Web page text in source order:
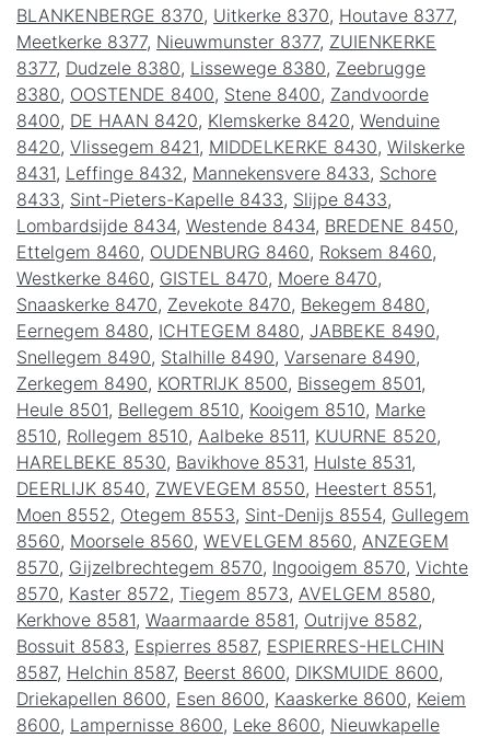
BLANKENBERGE 8370, Uitkerke 8370, Houtave 8377,
Meetkerke 8377, Nieuwmunster 8377, ZUIENKERKE
8377, Dudzele 8380, Lissewege 8380, Zeebrugge
8380, OOSTENDE 8400, Stene 8400, Zandvoorde
8400, DE HAAN 8420, Klemskerke 8420, Wenduine
8420, Vlissegem 8421, MIDDELKERKE 8430, Wilskerke
8431, Leffinge 8432 , Mannekensvere 8433, Schore
8433, Sint-Pieters-Kapelle 8433, Slijpe 8433,
Lombardsijde 8434, Westende 8434, BREDENE 8450,
Ettelgem 8460, OUDENBURG 8460, Roksem 8460,
Westkerke 8460, GISTEL 8470, Moere 8470,
Snaaskerke 8470, Zevekote 8470, Bekegem 8480,
Eernegem 8480, ICHTEGEM 8480, JABBEKE 8490,
Snellegem 8490, Stalhille 8490, Varsenare 8490,
Zerkegem 8490, KORTRIJK 8500, Bissegem 8501,
Heule 8501, Bellegem 8510, Kooigem 8510, Marke
8510, Rollegem 8510, Aalbeke 8511, KUURNE 8520,
HARELBEKE 8530, Bavikhove 8531, Hulste 8531,
DEERLIJK 8540, ZWEVEGEM 8550, Heestert 8551,
Moen 8552 , Otegem 8553, Sint-Denijs 8554, Gullegem
8560, Moorsele 8560, WEVELGEM 8560, ANZEGEM
8570, Gijzelbrechtegem 8570, Ingooigem 8570, Vichte
8570, Kaster 8572 , Tiegem 8573, AVELGEM 8580,
Kerkhove 8581, Waarmaarde 8581, Outrijve 8582 ,
Bossuit 8583, Espierres 8587, ESPIERRES-HELCHIN
8587, Helchin 8587, Beerst 8600, DIKSMUIDE 8600,
Driekapellen 8600, Esen 8600, Kaaskerke 8600, Keiem
8600, Lampernisse 8600, Leke 8600, Nieuwkapelle